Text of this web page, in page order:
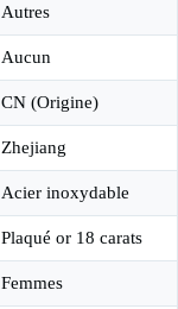
Autres
Aucun
CN (Origine)
Zhejiang
Acier inoxydable
Plaqué or 18 carats
Femmes